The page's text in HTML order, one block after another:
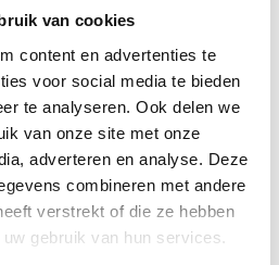
van cookies
content en advertenties te
voor social media te bieden
te analyseren. Ook delen we
van onze site met onze
adverteren en analyse. Deze
combineren met andere
verstrekt of die ze hebben
gebruik van hun services.
begeleidt mensen
en ontwikkelen
in Geldermalsen
honderden
hun talenten en
een duurzame